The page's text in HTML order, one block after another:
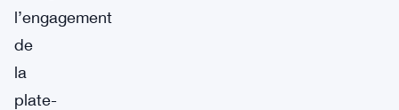
l’engagement
de
la
plate-